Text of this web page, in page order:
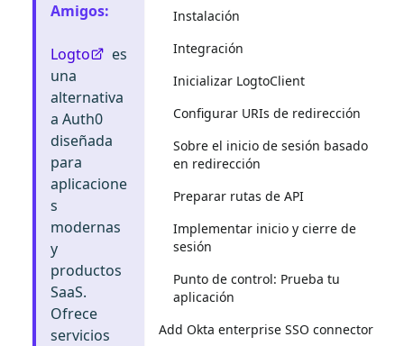
Amigos:
Logto
es
una
alternativa
a Auth0
diseñada
para
aplicacione
s
modernas
y
productos
SaaS.
Ofrece
servicios
Instalación
Integración
Inicializar LogtoClient
Configurar URIs de redirección
Sobre el inicio de sesión basado
en redirección
Preparar rutas de API
Implementar inicio y cierre de
sesión
Punto de control: Prueba tu
aplicación
Add Okta enterprise SSO connector